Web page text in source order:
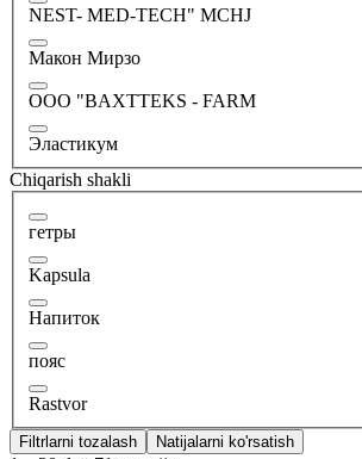
NEST- MED-TECH" MCHJ
Макон Мирзо
ООО "BAХTTEKS - FARM
Эластикум
Chiqarish shakli
гетры
Kapsula
Напиток
пояс
Rastvor
Filtrlarni tozalash Natijalarni ko'rsatish